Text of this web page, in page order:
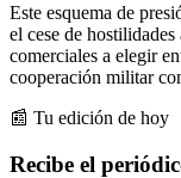
Este esquema de
el cese de
comerciales a elegir
cooperación militar
📰 Tu edición de hoy
Recibe el